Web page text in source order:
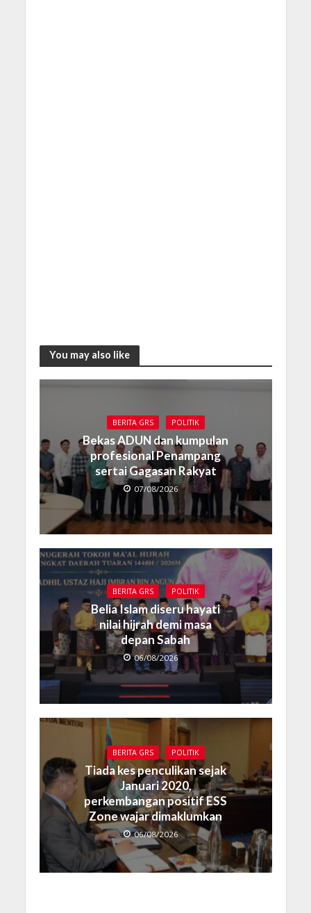
You may also like
BERITA GRS POLITIK
Bekas ADUN dan kumpulan
profesional Penampang
sertai Gagasan Rakyat
07/08/2026
BERITA GRS POLITIK
Belia Islam diseru hayati
nilai hijrah demi masa
depan Sabah
06/08/2026
BERITA GRS POLITIK
Tiada kes penculikan sejak
Januari 2020,
perkembangan positif ESS
Zone wajar dimaklumkan
06/08/2026